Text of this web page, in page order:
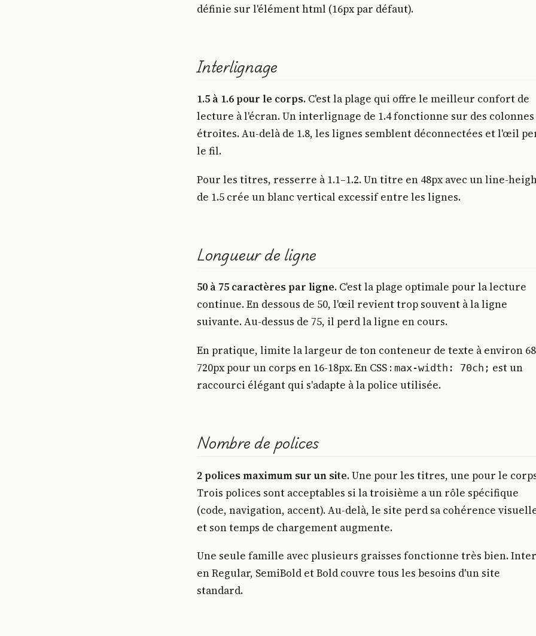
définie sur l'élément html (16px par défaut).
Interlignage
1.5 à 1.6 pour le corps. C'est la plage qui offre le meilleur confort de
lecture à l'écran. Un interlignage de 1.4 fonctionne sur des colonnes
étroites. Au-delà de 1.8, les lignes semblent déconnectées et l'œil
le fil.
Pour les titres, resserre à 1.1–1.2. Un titre en 48px avec un line-
de 1.5 crée un blanc vertical excessif entre les lignes.
Longueur de ligne
50 à 75 caractères par ligne. C'est la plage optimale pour la lecture
continue. En dessous de 50, l'œil revient trop souvent à la ligne
suivante. Au-dessus de 75, il perd la ligne en cours.
En pratique, limite la largeur de ton conteneur de texte à environ
720px pour un corps en 16-18px. En CSS : max-width: 70ch; est un
raccourci élégant qui s'adapte à la police utilisée.
Nombre de polices
2 polices maximum sur un site.Une pour les titres, une pour le
Trois polices sont acceptables si la troisième a un rôle spécifique
(code, navigation, accent). Au-delà, le site perd sa cohérence
et son temps de chargement augmente.
Une seule famille avec plusieurs graisses fonctionne très bien. Inter
en Regular, SemiBold et Bold couvre tous les besoins d'un site
standard.